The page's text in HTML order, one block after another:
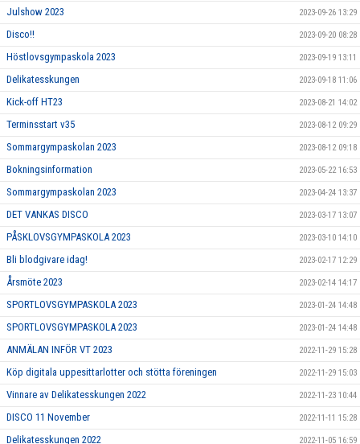
Julshow 2023 2023-09-26 13:29
Disco!! 2023-09-20 08:28
Höstlovsgympaskola 2023 2023-09-19 13:11
Delikatesskungen 2023-09-18 11:06
Kick-off HT23 2023-08-21 14:02
Terminsstart v35 2023-08-12 09:29
Sommargympaskolan 2023 2023-08-12 09:18
Bokningsinformation 2023-05-22 16:53
Sommargympaskolan 2023 2023-04-24 13:37
DET VANKAS DISCO 2023-03-17 13:07
PÅSKLOVSGYMPASKOLA 2023 2023-03-10 14:10
Bli blodgivare idag! 2023-02-17 12:29
Årsmöte 2023 2023-02-14 14:17
SPORTLOVSGYMPASKOLA 2023 2023-01-24 14:48
SPORTLOVSGYMPASKOLA 2023 2023-01-24 14:48
ANMÄLAN INFÖR VT 2023 2022-11-29 15:28
Köp digitala uppesittarlotter och stötta föreningen 2022-11-29 15:03
Vinnare av Delikatesskungen 2022 2022-11-23 10:44
DISCO 11 November 2022-11-11 15:28
Delikatesskungen 2022 2022-11-05 16:59